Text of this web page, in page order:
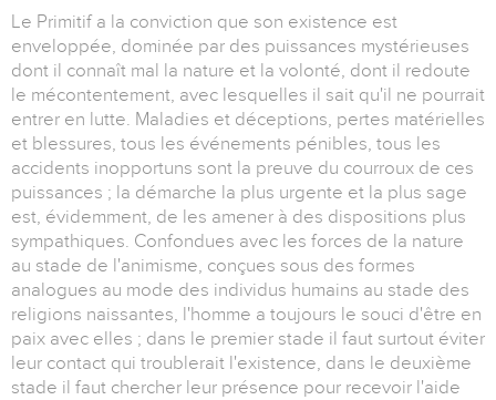
Le Primitif a la conviction que son existence est
enveloppée, dominée par des puissances mystérieuses
dont il connaît mal la nature et la volonté, dont il redoute
le mécontentement, avec lesquelles il sait qu'il ne pourrait
entrer en lutte. Maladies et déceptions, pertes matérielles
et blessures, tous les événements pénibles, tous les
accidents inopportuns sont la preuve du courroux de ces
puissances ; la démarche la plus urgente et la plus sage
est, évidemment, de les amener à des dispositions plus
sympathiques. Confondues avec les forces de la nature
au stade de l'animisme, conçues sous des formes
analogues au mode des individus humains au stade des
religions naissantes, l'homme a toujours le souci d'être en
paix avec elles ; dans le premier stade il faut surtout éviter
leur contact qui troublerait l'existence, dans le deuxième
stade il faut chercher leur présence pour recevoir l'aide